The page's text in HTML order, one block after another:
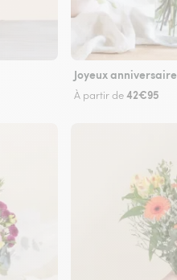
Joyeux anniversaire
À partir de42€95